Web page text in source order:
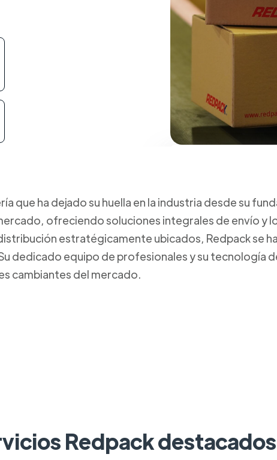
que ha dejado su huella en la industria desde su
ofreciendo soluciones integrales de envío y
estratégicamente ubicados, Redpack se
dedicado equipo de profesionales y su tecnología
cambiantes del mercado.
Redpack destacados